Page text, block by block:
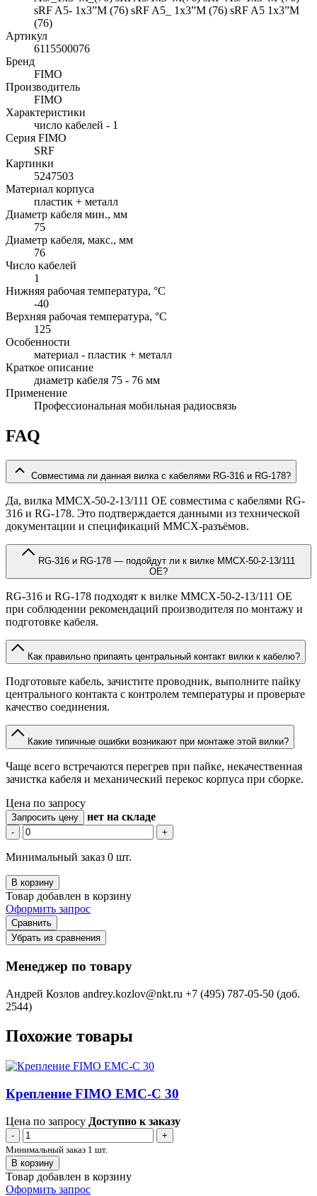
sRF A5- 1x3”M (76) sRF A5_ 1x3”M (76) sRF A5 1x3”M
(76)
Артикул
6115500076
Бренд
FIMO
Производитель
FIMO
Характеристики
число кабелей - 1
Серия FIMO
SRF
Картинки
5247503
Материал корпуса
пластик + металл
Диаметр кабеля мин., мм
75
Диаметр кабеля, макс., мм
76
Число кабелей
1
Нижняя рабочая температура, °C
-40
Верхняя рабочая температура, °C
125
Особенности
материал - пластик + металл
Краткое описание
диаметр кабеля 75 - 76 мм
Применение
Профессиональная мобильная радиосвязь
FAQ
Совместима ли данная вилка с кабелями RG-316 и RG-178?
Да, вилка MMCX-50-2-13/111 OE совместима с кабелями RG-
316 и RG-178. Это подтверждается данными из технической
документации и спецификаций MMCX-разъёмов.
OE?
RG-316 и RG-178 подходят к вилке MMCX-50-2-13/111 OE
при соблюдении рекомендаций производителя по монтажу и
подготовке кабеля.
Как правильно припаять центральный контакт вилки к кабелю?
Подготовьте кабель, зачистите проводник, выполните пайку
центрального контакта с контролем температуры и проверьте
качество соединения.
Какие типичные ошибки возникают при монтаже этой вилки?
Чаще всего встречаются перегрев при пайке, некачественная
зачистка кабеля и механический перекос корпуса при сборке.
Цена по запросу
Запросить цену нет на складе
- +
Минимальный заказ 0 шт.
В корзину
Товар добавлен в корзину
Оформить запрос
Сравнить
Убрать из сравнения
Менеджер по товару
Андрей Козлов andrey.kozlov@nkt.ru +7 (495) 787-05-50 (доб.
2544)
Похожие товары
Крепление FIMO EMC-C 30
Цена по запросу Доступно к заказу
-
+
Минимальный заказ 1 шт.
В корзину
Товар добавлен в корзину
Оформить запрос